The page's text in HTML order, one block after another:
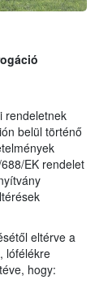
rendeletnek
belül történő
EK rendelet
eltérve a
lófélékre
hogy: